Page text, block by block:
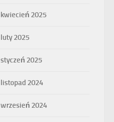
kwiecień 2025
luty 2025
styczeń 2025
listopad 2024
wrzesień 2024